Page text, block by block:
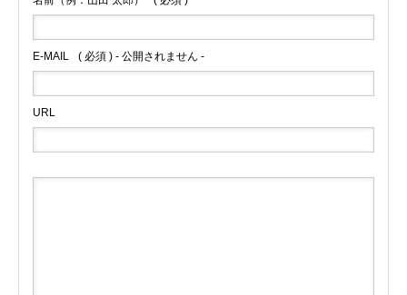
E-MAIL ( 必須 ) - 公開されません -
URL